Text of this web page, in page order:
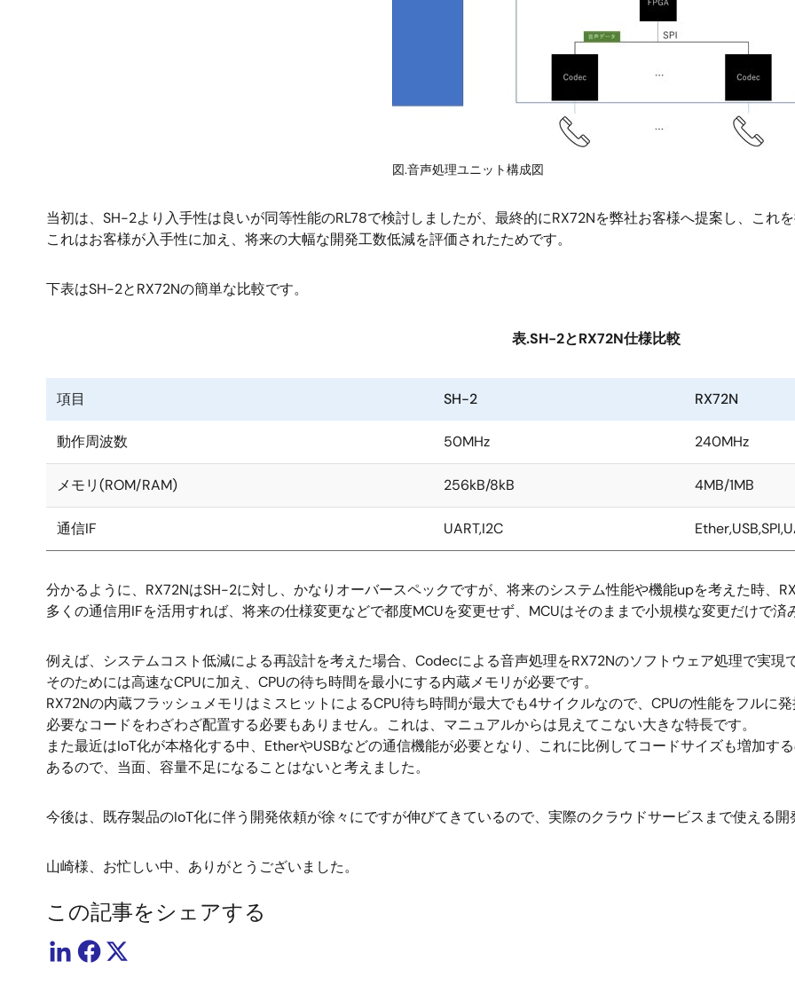
図.音声処理ユニット構成図
当初は、SH-2より入手性は良いが同等性能のRL78で検討しましたが、最終的にRX72Nを弊社お客様へ提案し、これを
これはお客様が入手性に加え、将来の大幅な開発工数低減を評価されたためです。
下表はSH-2とRX72Nの簡単な比較です。
表.SH-2とRX72N仕様比較
項目 SH-2 RX72N
動作周波数 50MHz 240MHz
メモリ(ROM/RAM) 256kB/8kB 4MB/1MB
通信IF UART,I2C
分かるように、RX72NはSH-2に対し、かなりオーバースペックですが、将来のシステム性能や機能upを考えた時、
多くの通信用IFを活用すれば、将来の仕様変更などで都度MCUを変更せず、MCUはそのままで小規模な変更だけで済
例えば、システムコスト低減による再設計を考えた場合、Codecによる音声処理をRX72Nのソフトウェア処理で実現
そのためには高速なCPUに加え、CPUの待ち時間を最小にする内蔵メモリが必要です。
RX72Nの内蔵フラッシュメモリはミスヒットによるCPU待ち時間が最大でも4サイクルなので、CPUの性能をフルに
必要なコードをわざわざ配置する必要もありません。これは、マニュアルからは見えてこない大きな特長です。
また最近はIoT化が本格化する中、EtherやUSBなどの通信機能が必要となり、これに比例してコードサイズも増加す
あるので、当面、容量不足になることはないと考えました。
今後は、既存製品のIoT化に伴う開発依頼が徐々にですが伸びてきているので、実際のクラウドサービスまで使える開
山崎様、お忙しい中、ありがとうございました。
この記事をシェアする